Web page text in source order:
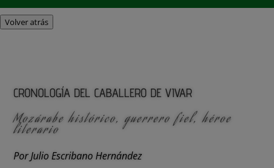
Volver atrás
CRONOLOGÍA DEL CABALLERO DE VIVAR
Mozárabe histórico, guerrero fiel, héroe
literario
Por Julio Escribano Hernández